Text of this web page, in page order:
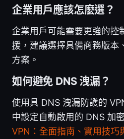
企業用戶應該怎麼選？
企業用戶可能需要更強的控
援，建議選擇具備商務版本
方案。
如何避免 DNS 洩漏？
使用具 DNS 洩漏防護的
中設定自動啟用的 DNS 加
VPN：全面指南、實用技巧